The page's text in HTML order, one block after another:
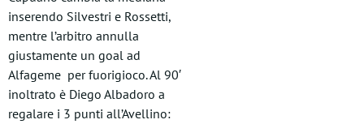
inserendo Silvestri e Rossetti,
mentre l’arbitro annulla
giustamente un goal ad
Alfageme per fuorigioco. Al 90′
inoltrato è Diego Albadoro a
regalare i 3 punti all’Avellino: